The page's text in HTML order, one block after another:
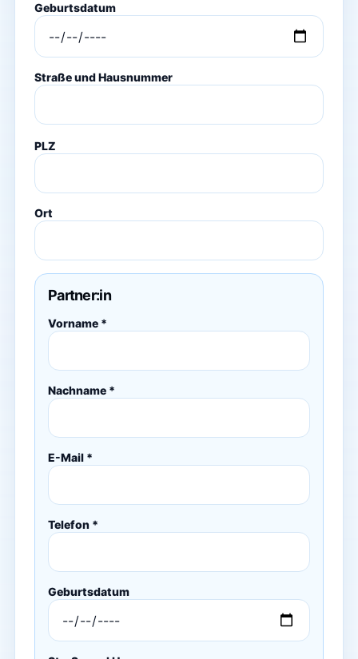
Geburtsdatum
Straße und Hausnummer
PLZ
Ort
Partner:in
Vorname *
Nachname *
E-Mail *
Telefon *
Geburtsdatum